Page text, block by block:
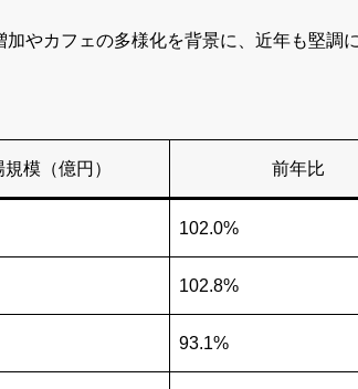
やカフェの多様化を背景に、近年も堅調
模（億円） 前年比
102.0%
102.8%
93.1%